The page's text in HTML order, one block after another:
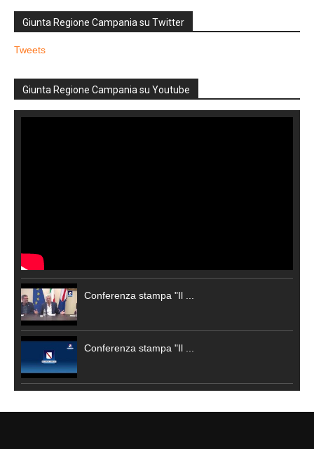
Giunta Regione Campania su Twitter
Tweets
Giunta Regione Campania su Youtube
Conferenza stampa "Il ...
Conferenza stampa "Il ...